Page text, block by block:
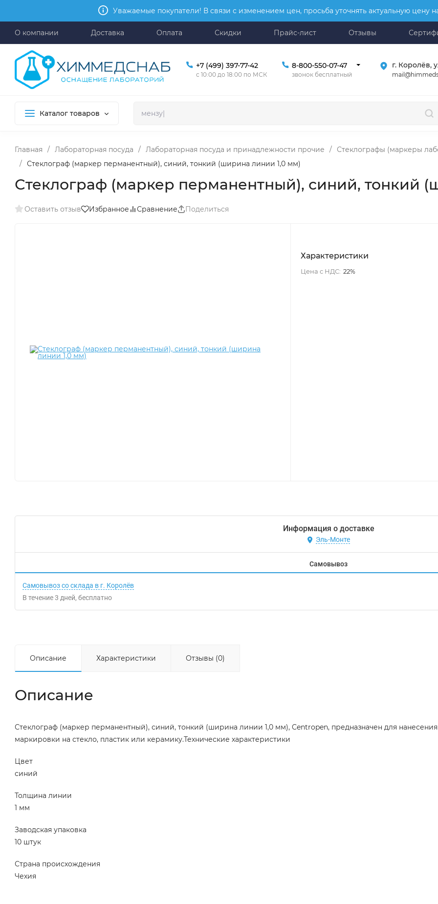
Уважаемые покупатели! В связи с изменением цен, просьба уточнять актуальную цену
О компании Доставка Оплата Скидки Прайс-лист Отзывы
+7 (499) 397-77-42
с 10:00 до 18:00 по МСК
8-800-550-07-47
звонок бесплатный
г. Королёв,
Каталог товаров
Главная / Лабораторная посуда / Лабораторная посуда и принадлежности прочие /
Стеклографы (маркеры
/ Стеклограф (маркер перманентный), синий, тонкий (ширина линии 1,0 мм)
Стеклограф (маркер перманентный), синий, тонкий
Оставить отзыв Избранное Сравнение Поделиться
Характеристики
Цена с НДС: 22%
Информация о доставке
Эль-Монте
Самовывоз
Самовывоз со склада в г. Королёв
В течение3 дней Бесплатно
Описание Характеристики Отзывы (0)
Описание
Стеклограф (маркер перманентный), синий, тонкий (ширина линии 1,0 мм), Centropen, предназначен для нанесения
маркировки на стекло, пластик или керамику.Технические характеристики
Цвет
синий
Толщина линии
1 мм
Заводская упаковка
10 штук
Страна происхождения
Чехия